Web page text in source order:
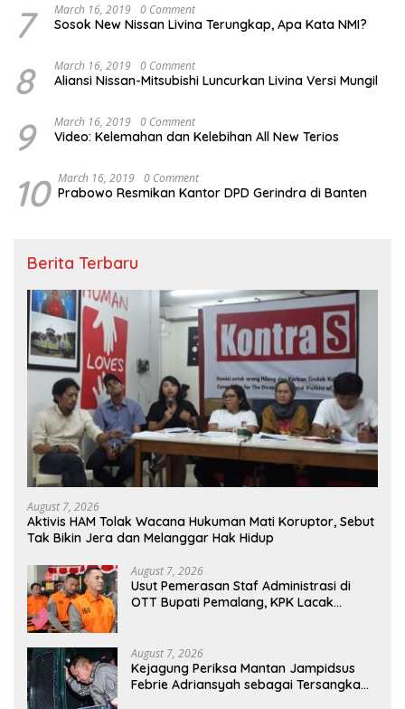
7 March 16, 2019 0 Comment
Sosok New Nissan Livina Terungkap, Apa Kata NMI?
8 March 16, 2019 0 Comment
Aliansi Nissan-Mitsubishi Luncurkan Livina Versi Mungil
9 March 16, 2019 0 Comment
Video: Kelemahan dan Kelebihan All New Terios
10 March 16, 2019 0 Comment
Prabowo Resmikan Kantor DPD Gerindra di Banten
Berita Terbaru
August 7, 2026
Aktivis HAM Tolak Wacana Hukuman Mati Koruptor, Sebut
Tak Bikin Jera dan Melanggar Hak Hidup
August 7, 2026
Usut Pemerasan Staf Administrasi di
OTT Bupati Pemalang, KPK Lacak
August 7, 2026
Kejagung Periksa Mantan Jampidsus
Febrie Adriansyah sebagai Tersangka